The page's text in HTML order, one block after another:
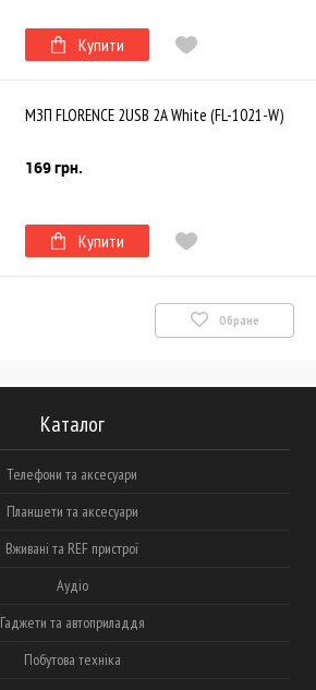
Купити
МЗП FLORENCE 2USB 2A White (FL-1021-W)
169 грн.
Купити
Обране
Каталог
Телефони та аксесуари
Планшети та аксесуари
Вживані та REF пристрої
Аудіо
Гаджети та автоприладдя
Побутова техніка